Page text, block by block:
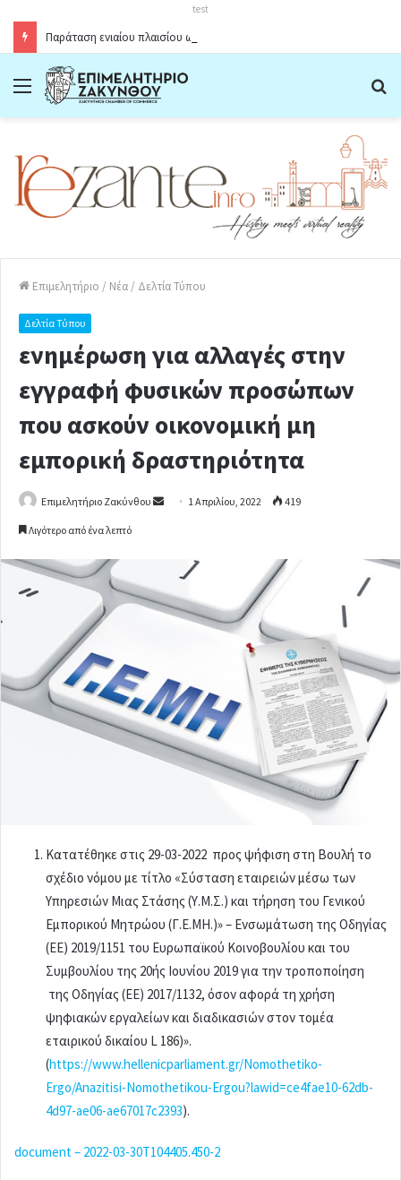
test
Menu
Επιμελητήριο / Νέα / Δελτία Τύπου
Δελτία Τύπου
ενημέρωση για αλλαγές στην
εγγραφή φυσικών προσώπων
που ασκούν οικονομική μη
εμπορική δραστηριότητα
Επιμελητήριο Ζακύνθου
n
i
l
1 Απριλίου, 2022 419
Λιγότερο από ένα λεπτό
Κατατέθηκε στις 29-03-2022 προς ψήφιση στη Βουλή το
σχέδιο νόμου με τίτλο «Σύσταση εταιρειών μέσω των
Υπηρεσιών Μιας Στάσης (Υ.Μ.Σ.) και τήρηση του Γενικού
Εμπορικού Μητρώου (Γ.Ε.ΜΗ.)» – Ενσωμάτωση της Οδηγίας
(ΕΕ) 2019/1151 του Ευρωπαϊκού Κοινοβουλίου και του
Συμβουλίου της 20ής Ιουνίου 2019 για την τροποποίηση
της Οδηγίας (ΕΕ) 2017/1132, όσον αφορά τη χρήση
ψηφιακών εργαλείων και διαδικασιών στον τομέα
εταιρικού δικαίου L 186)».
(https://www.hellenicparliament.gr/Nomothetiko-
Ergo/Anazitisi-Nomothetikou-Ergou?lawid=ce4fae10-62db-
4d97-ae06-ae67017c2393).
document – 2022-03-30T104405.450-2